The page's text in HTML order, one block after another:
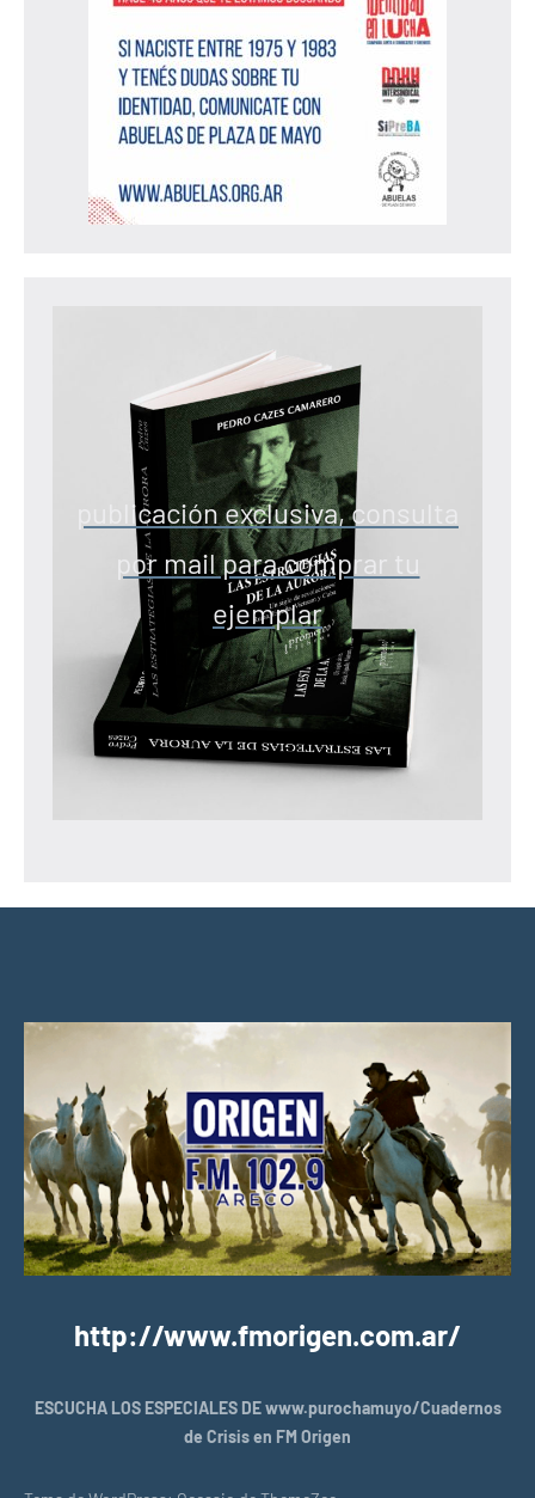
publicación exclusiva, consulta
por mail para comprar tu
ejemplar
http://www.fmorigen.com.ar/
ESCUCHA LOS ESPECIALES DE www.purochamuyo/Cuadernos
de Crisis en FM Origen